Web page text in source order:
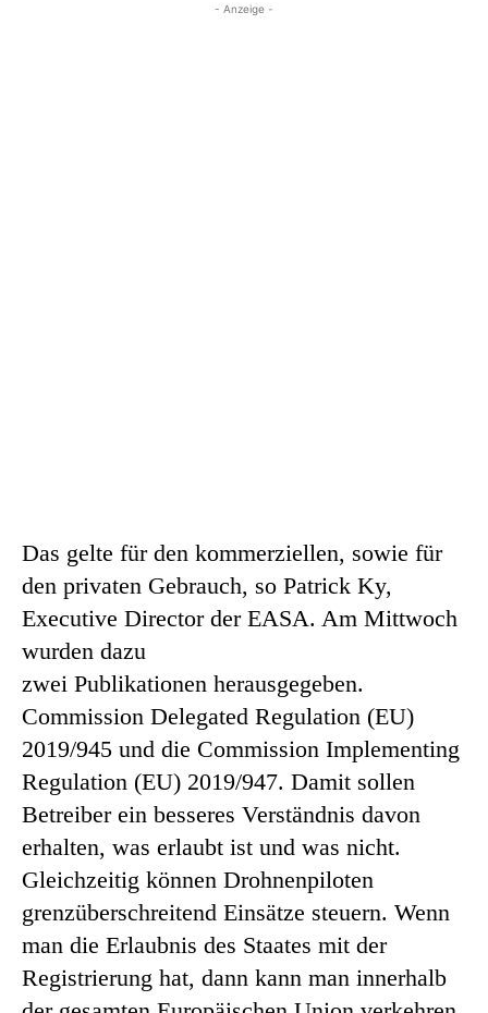
- Anzeige -
Das gelte für den kommerziellen, sowie für
den privaten Gebrauch, so Patrick Ky,
Executive Director der EASA. Am Mittwoch
wurden dazu
zwei Publikationen herausgegeben.
Commission Delegated Regulation (EU)
2019/945 und die Commission Implementing
Regulation (EU) 2019/947. Damit sollen
Betreiber ein besseres Verständnis davon
erhalten, was erlaubt ist und was nicht.
Gleichzeitig können Drohnenpiloten
grenzüberschreitend Einsätze steuern. Wenn
man die Erlaubnis des Staates mit der
Registrierung hat, dann kann man innerhalb